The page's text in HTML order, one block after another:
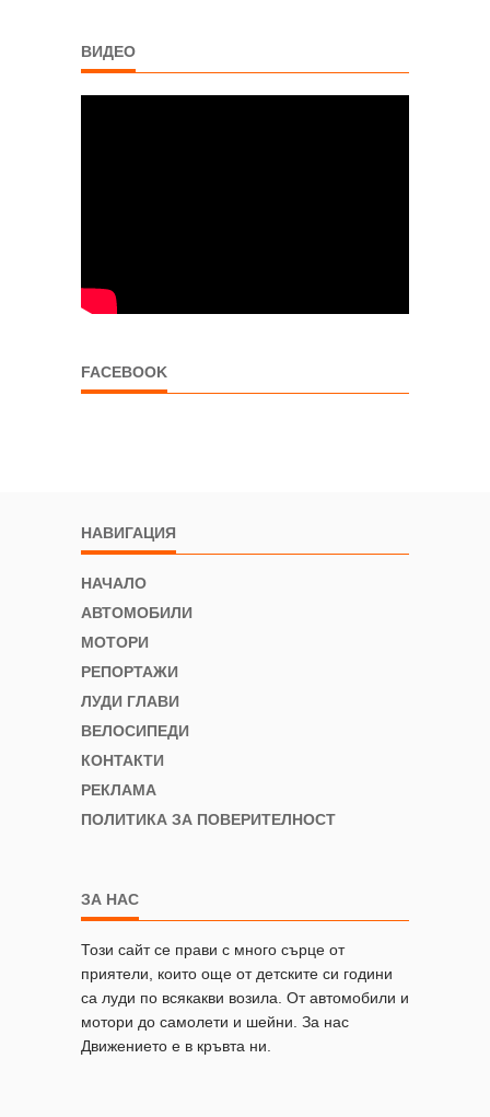
ВИДЕО
FACEBOOK
НАВИГАЦИЯ
НАЧАЛО
АВТОМОБИЛИ
МОТОРИ
РЕПОРТАЖИ
ЛУДИ ГЛАВИ
ВЕЛОСИПЕДИ
КОНТАКТИ
РЕКЛАМА
ПОЛИТИКА ЗА ПОВЕРИТЕЛНОСТ
ЗА НАС
Този сайт се прави с много сърце от
приятели, които още от детските си години
са луди по всякакви возила. От автомобили и
мотори до самолети и шейни. За нас
Движението е в кръвта ни.